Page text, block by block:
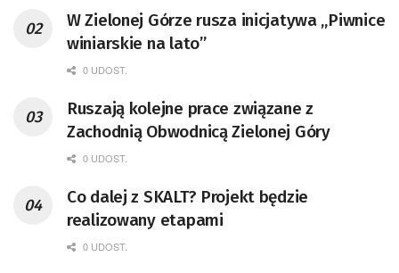
W Zielonej Górze rusza inicjatywa „Piwnice
winiarskie na lato”
0 UDOST.
Ruszają kolejne prace związane z
Zachodnią Obwodnicą Zielonej Góry
0 UDOST.
Co dalej z SKALT? Projekt będzie
realizowany etapami
0 UDOST.